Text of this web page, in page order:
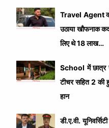
Travel Agent
उठाया खौफनाक
लिए थे 18 लाख…
School में छात्र
टीचर सहित 2 की
हान
डी.ए.वी.